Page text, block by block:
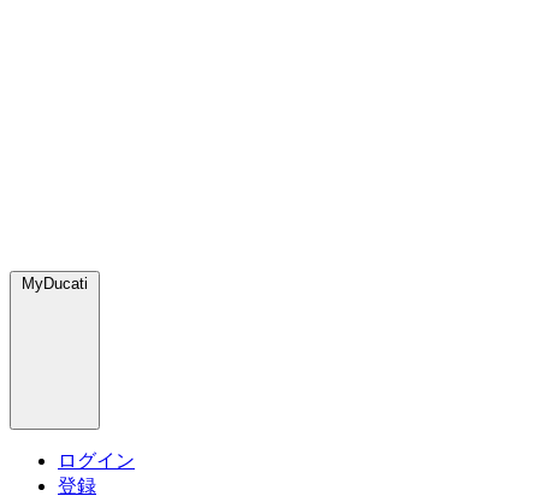
MyDucati
ログイン
登録